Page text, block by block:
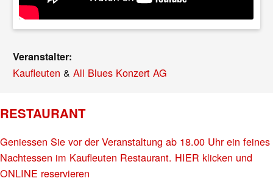
Veranstalter:
Kaufleuten &All Blues Konzert AG
RESTAURANT
Geniessen Sie vor der Veranstaltung ab 18.00 Uhr ein feines
Nachtessen im Kaufleuten Restaurant. HIER klicken und
ONLINE reservieren